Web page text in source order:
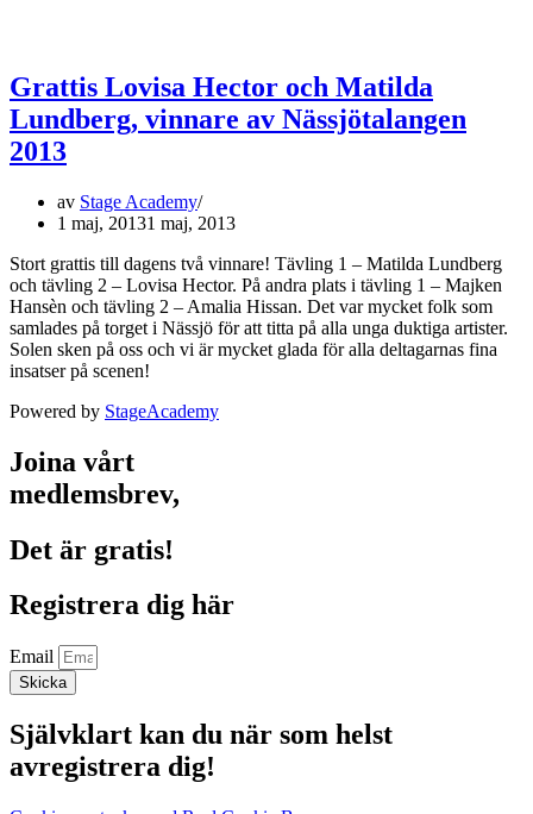
Grattis Lovisa Hector och Matilda
Lundberg, vinnare av Nässjötalangen
2013
av Stage Academy
1 maj, 20131 maj, 2013
Stort grattis till dagens två vinnare! Tävling 1 – Matilda Lundberg
och tävling 2 – Lovisa Hector. På andra plats i tävling 1 – Majken
Hansèn och tävling 2 – Amalia Hissan. Det var mycket folk som
samlades på torget i Nässjö för att titta på alla unga duktiga artister.
Solen sken på oss och vi är mycket glada för alla deltagarnas fina
insatser på scenen!
Powered by StageAcademy
Joina vårt
medlemsbrev,
Det är gratis!
Registrera dig här
Email
Skicka
Självklart kan du när som helst
avregistrera dig!